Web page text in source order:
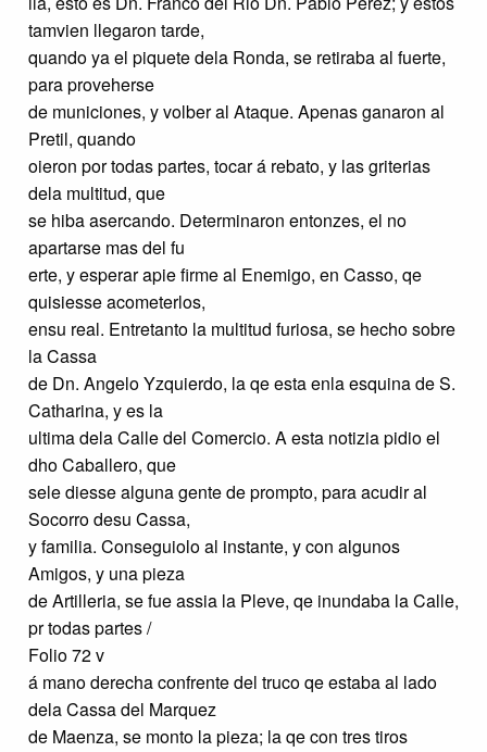
tamvien llegaron tarde,
quando ya el piquete dela Ronda, se retiraba al fuerte,
para proveherse
de municiones, y volber al Ataque. Apenas ganaron al
Pretil, quando
oieron por todas partes, tocar á rebato, y las griterias
dela multitud, que
se hiba asercando. Determinaron entonzes, el no
apartarse mas del fu
erte, y esperar apie firme al Enemigo, en Casso, qe
quisiesse acometerlos,
ensu real. Entretanto la multitud furiosa, se hecho sobre
la Cassa
de Dn. Angelo Yzquierdo, la qe esta enla esquina de S.
Catharina, y es la
ultima dela Calle del Comercio. A esta notizia pidio el
dho Caballero, que
sele diesse alguna gente de prompto, para acudir al
Socorro desu Cassa,
y familia. Conseguiolo al instante, y con algunos
Amigos, y una pieza
de Artilleria, se fue assia la Pleve, qe inundaba la Calle,
pr todas partes /
Folio 72 v
á mano derecha confrente del truco qe estaba al lado
dela Cassa del Marquez
de Maenza, se monto la pieza; la qe con tres tiros